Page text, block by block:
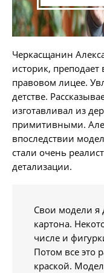
Черкасщанин
историк,
правовом лицее.
детстве.
изготавливал из
примитивными.
впоследствии
стали очень
детализации.
Свои модели я
картона.
числе и
Потом все это
краской.